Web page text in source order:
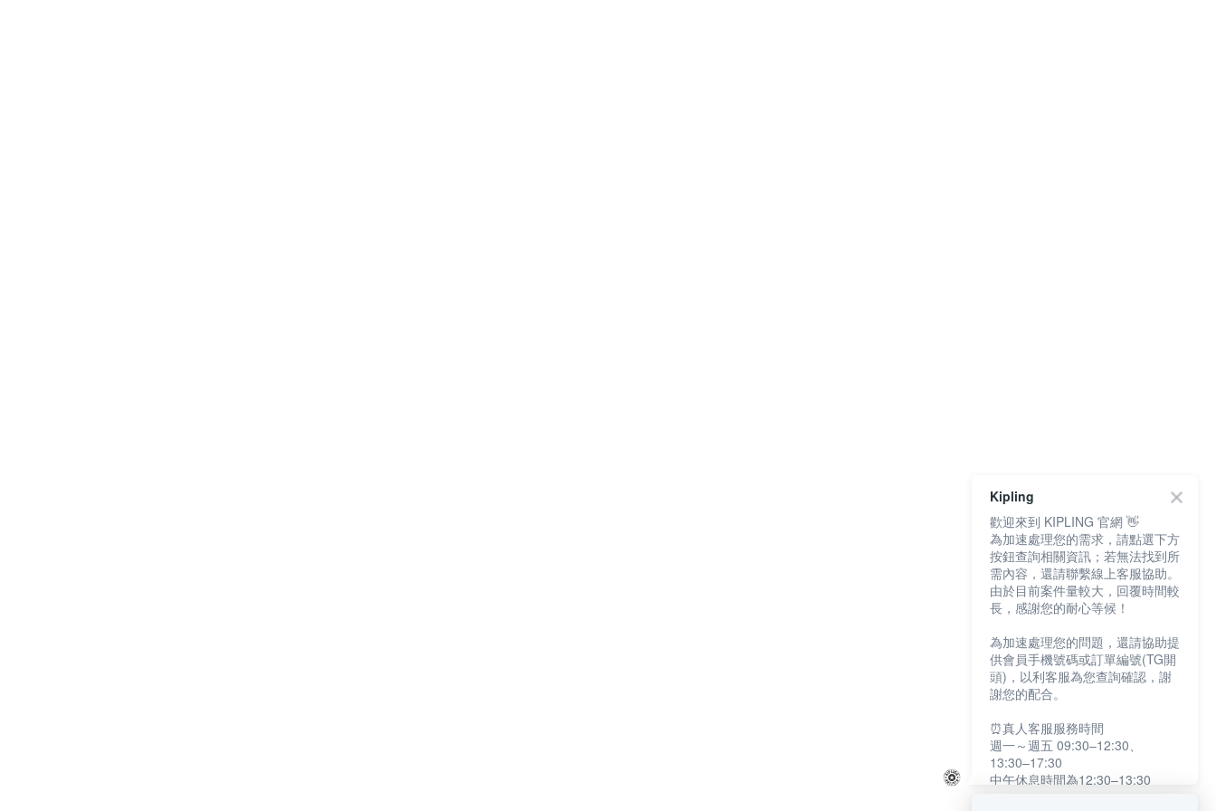
Kipling
歡迎來到 KIPLING 官網 👋
為加速處理您的需求，請點選下方
按鈕查詢相關資訊；若無法找到所
需內容，還請聯繫線上客服協助。
由於目前案件量較大，回覆時間較
長，感謝您的耐心等候！
為加速處理您的問題，還請協助提
供會員手機號碼或訂單編號(TG開
頭)，以利客服為您查詢確認，謝
謝您的配合。
⏰真人客服服務時間
週一～週五 09:30–12:30、
13:30–17:30
中午休息時間為12:30–13:30